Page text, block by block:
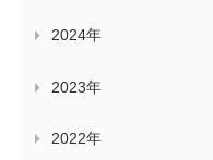
2024年
2023年
2022年